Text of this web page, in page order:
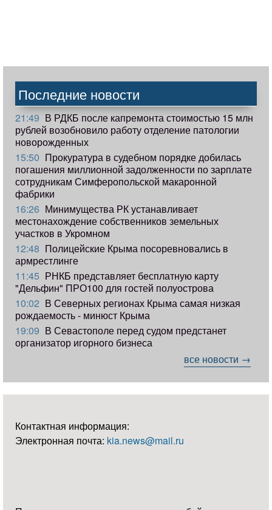
Последние новости
21:49 В РДКБ после капремонта стоимостью 15 млн
рублей возобновило работу отделение патологии
новорожденных
15:50 Прокуратура в судебном порядке добилась
погашения миллионной задолженности по зарплате
сотрудникам Симферопольской макаронной
фабрики
16:26 Минимущества РК устанавливает
местонахождение собственников земельных
участков в Укромном
12:48 Полицейские Крыма посоревновались в
армрестлинге
11:45 РНКБ представляет бесплатную карту
"Дельфин" ПРО100 для гостей полуострова
10:02 В Северных регионах Крыма самая низкая
рождаемость - минюст Крыма
19:09 В Севастополе перед судом предстанет
организатор игорного бизнеса
все новости →
Контактная информация:
Электронная почта: kia.news@mail.ru